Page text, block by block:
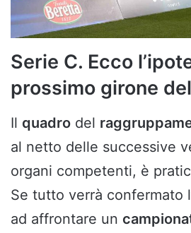
Serie C. Ecco
prossimo girone
Il quadro del
al netto delle successive
organi competenti, è
Se tutto verrà confermato
ad affrontare un